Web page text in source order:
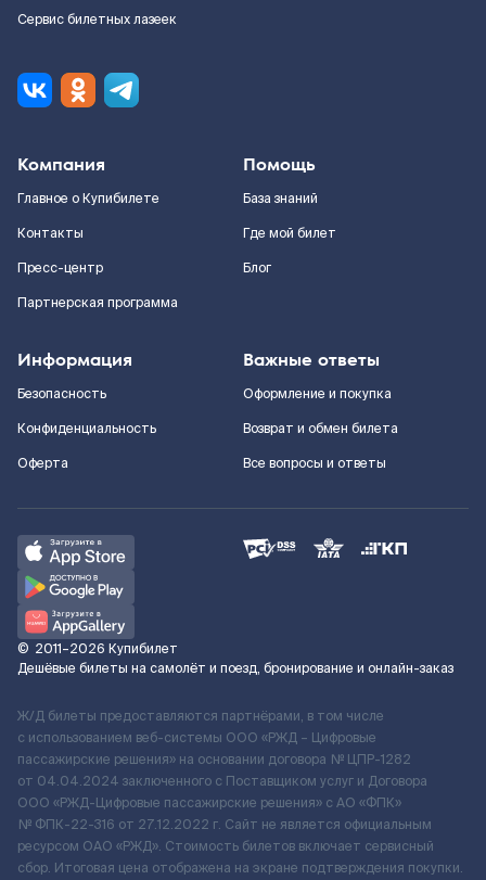
Сервис билетных лазеек
Компания
Главное о Купибилете
Контакты
Пресс-центр
Партнерская программа
Помощь
База знаний
Где мой билет
Блог
Информация
Безопасность
Конфиденциальность
Оферта
Важные ответы
Оформление и покупка
Возврат и обмен билета
Все вопросы и ответы
© 2011–2026 Купибилет
Дешёвые билеты на самолёт и поезд, бронирование и онлайн-заказ
Ж/Д билеты предоставляются партнёрами, в том числе
с использованием веб-системы ООО «РЖД – Цифровые
пассажирские решения» на основании договора № ЦПР-1282
от 04.04.2024 заключенного с Поставщиком услуг и Договора
ООО «РЖД-Цифровые пассажирские решения» c АО «ФПК»
№ ФПК-22-316 от 27.12.2022 г. Сайт не является официальным
ресурсом ОАО «РЖД». Стоимость билетов включает сервисный
сбор. Итоговая цена отображена на экране подтверждения покупки.